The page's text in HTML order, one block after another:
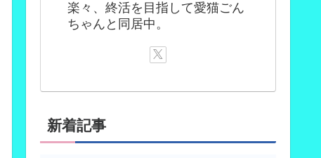
楽々、終活を目指して愛猫ごん
ちゃんと同居中。
新着記事